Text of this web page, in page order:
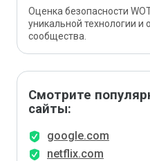
Оценка безопасности
уникальной технологии и
сообщества.
Смотрите
сайты:
google.com
netflix.com